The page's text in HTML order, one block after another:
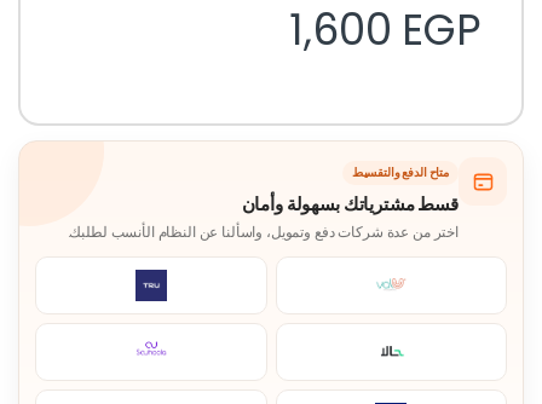
1,600 EGP
متاح الدفع والتقسيط
قسط مشترياتك بسهولة وأمان
اختر من عدة شركات دفع وتمويل، واسألنا عن النظام الأنسب لطلبك.